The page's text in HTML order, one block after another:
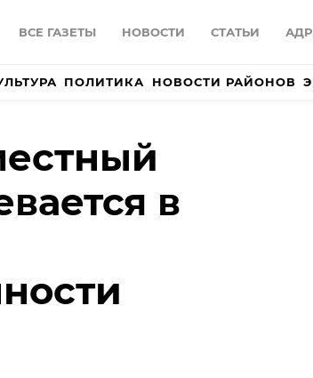
ВСЕ ГАЗЕТЫ НОВОСТИ СТАТЬИ
ПОЛИТИКА НОВОСТИ РАЙОНОВ
в